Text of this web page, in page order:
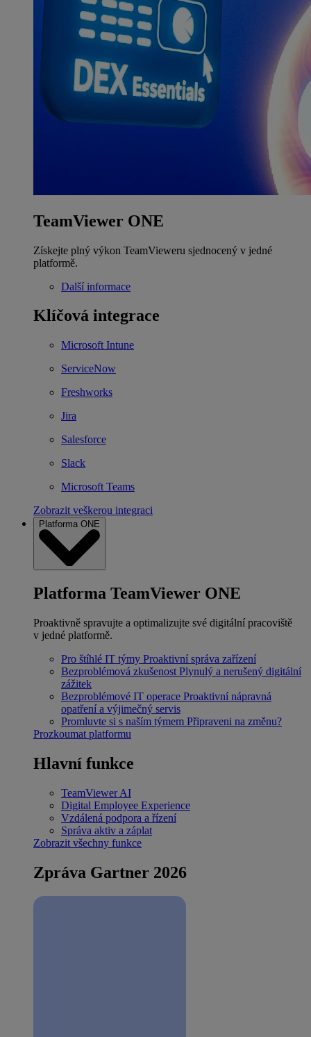
TeamViewer ONE
Získejte plný výkon TeamVieweru sjednocený v jedné
platformě.
Další informace
Klíčová integrace
Microsoft Intune
ServiceNow
Freshworks
Jira
Salesforce
Slack
Microsoft Teams
Zobrazit veškerou integraci
Platforma ONE
Platforma TeamViewer ONE
Proaktivně spravujte a optimalizujte své digitální pracoviště
v jedné platformě.
Pro štíhlé IT týmy Proaktivní správa zařízení
Bezproblémová zkušenost Plynulý a nerušený digitální
zážitek
Bezproblémové IT operace Proaktivní nápravná
opatření a výjimečný servis
Promluvte si s naším týmem Připraveni na změnu?
Prozkoumat platformu
Hlavní funkce
TeamViewer AI
Digital Employee Experience
Vzdálená podpora a řízení
Správa aktiv a záplat
Zobrazit všechny funkce
Zpráva Gartner 2026